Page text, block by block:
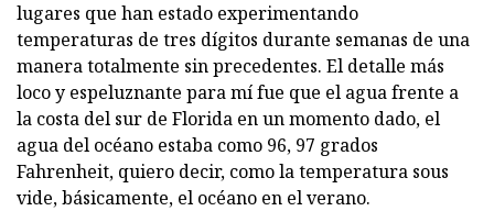
lugares que han estado experimentando
temperaturas de tres dígitos durante semanas de una
manera totalmente sin precedentes. El detalle más
loco y espeluznante para mí fue que el agua frente a
la costa del sur de Florida en un momento dado, el
agua del océano estaba como 96, 97 grados
Fahrenheit, quiero decir, como la temperatura sous
vide, básicamente, el océano en el verano.